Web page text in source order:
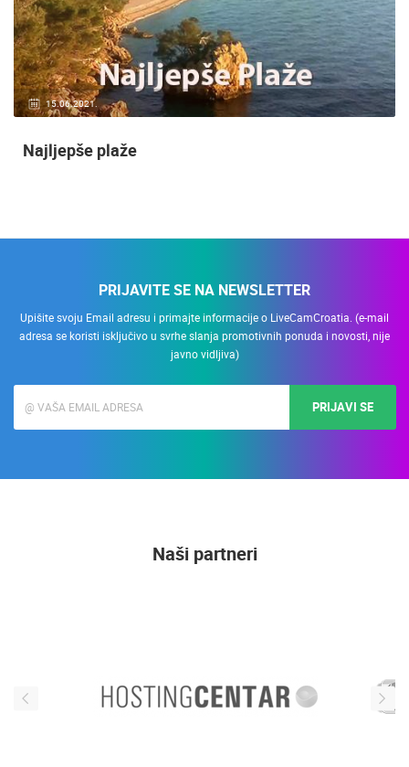
15.06.2021.
Najljepše plaže
PRIJAVITE SE NA NEWSLETTER
Upišite svoju Email adresu i primajte informacije o LiveCamCroatia. (e-mail
adresa se koristi isključivo u svrhe slanja promotivnih ponuda i novosti, nije
javno vidljiva)
PRIJAVI SE
Naši partneri